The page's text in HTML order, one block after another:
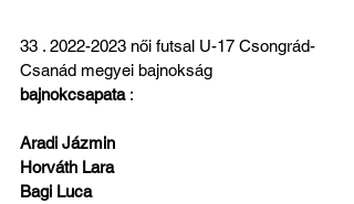
33 . 2022-2023 női futsal U-17 Csongrád-
Csanád megyei bajnokság
bajnokcsapata :
Aradi Jázmin
Horváth Lara
Bagi Luca